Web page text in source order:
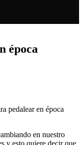
época
pedalear en época
en nuestro